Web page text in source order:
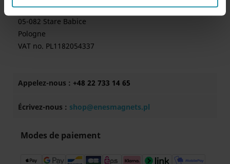
Address: Kutrzeby 15
05-082 Stare Babice
Pologne
VAT no. PL1182054337
Appelez-nous : +48 22 733 14 65
Écrivez-nous : shop@enesmagnets.pl
Modes de paiement